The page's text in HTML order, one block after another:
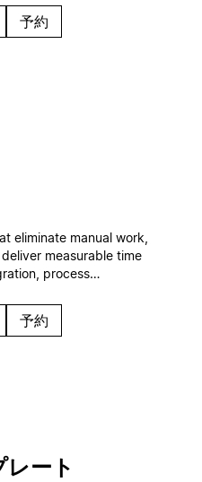
Spain.
予約
eliminate manual work,
measurable time
process
予約
ート